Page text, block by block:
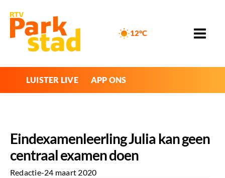
12°C
LUISTER LIVE APP ONS
Eindexamenleerling Julia kan geen
centraal examen doen
Redactie-24 maart 2020